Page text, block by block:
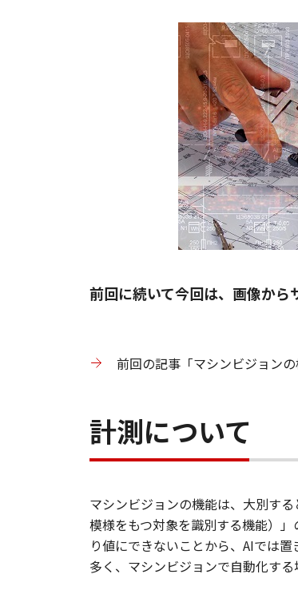
前回に続いて今回は、画像から
前回の記事「マシンビジョン
計測について
マシンビジョンの機能は、大別す
模様をもつ対象を識別する機能）
り値にできないことから、AIでは
多く、マシンビジョンで自動化す